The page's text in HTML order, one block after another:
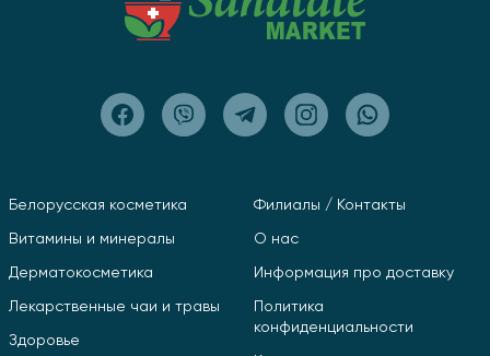
Белорусская косметика
Витамины и минералы
Дерматокосметика
Лекарственные чаи и травы
Здоровье
Филиалы / Контакты
О нас
Информация про доставку
Политика
конфиденциальности